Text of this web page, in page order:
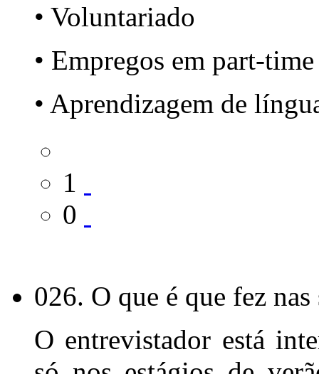
• Voluntariado
• Empregos em part-time
• Aprendizagem de
1
0
026. O que é que fez
O entrevistador está